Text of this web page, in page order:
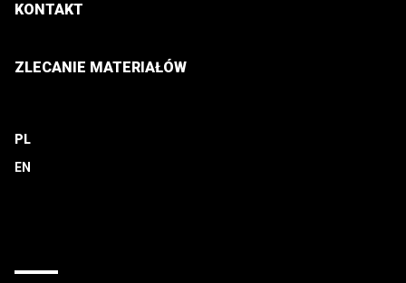
KONTAKT
ZLECANIE MATERIAŁÓW
PL